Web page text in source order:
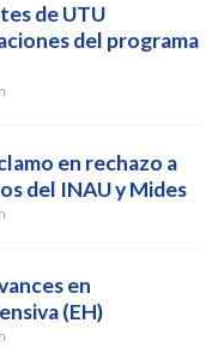
de UTU
del programa
en rechazo a
del INAU y Mides
en
(EH)